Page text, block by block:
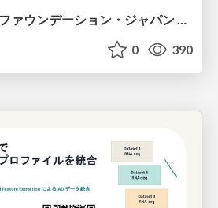
20260220 OpenIDファウンデーション・ジャパン ご紹介 / 20260220 OpenID Foundation Japan Intro
0 390